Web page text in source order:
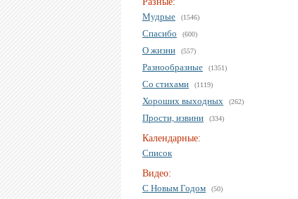
Мудрые
(1546)
Спасибо (600)
О жизни (557)
Разнообразные (1351)
Со стихами (1119)
Хороших выходных (262)
Прости, извини (334)
Календарные:
Список
Видео:
С Новым Годом
(50)